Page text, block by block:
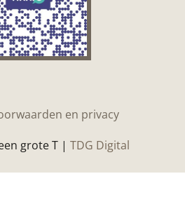
en privacy
grote T | TDG Digital